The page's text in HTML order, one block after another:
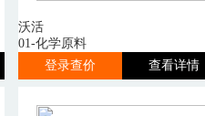
沃活
01-化学原料
登录查价
查看详情